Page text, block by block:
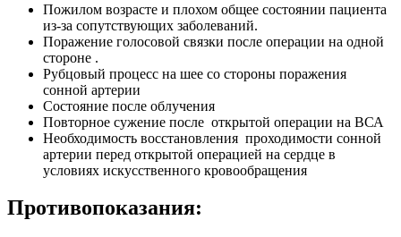
Пожилом возрасте и плохом общее состоянии пациента
из-за сопутствующих заболеваний.
Поражение голосовой связки после операции на одной
стороне .
Рубцовый процесс на шее со стороны поражения
сонной артерии
Состояние после облучения
Повторное сужение после открытой операции на ВСА
Необходимость восстановления проходимости сонной
артерии перед открытой операцией на сердце в
условиях искусственного кровообращения
Противопоказания: